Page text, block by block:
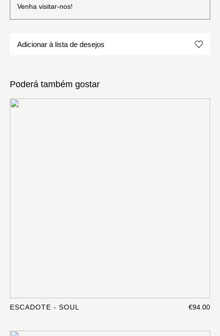
Venha visitar-nos!
Adicionar à lista de desejos
Poderá também gostar
ESCADOTE - SOUL €94.00